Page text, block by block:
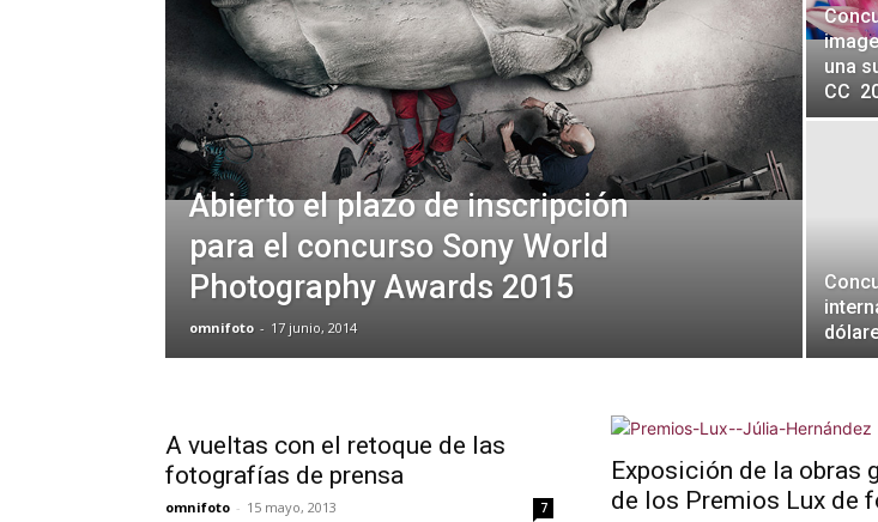
Abierto el plazo de inscripción
para el concurso Sony World
Photography Awards 2015
omnifoto - 17 junio, 2014
una
CC
A vueltas con el retoque de las
fotografías de prensa
omnifoto - 15 mayo, 2013 7
Exposición de la obras
de los Premios Lux de